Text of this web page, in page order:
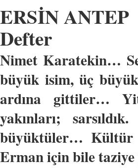
ERSİN ANTEP
Defter
Nimet Karatekin…
büyük isim, üç
ardına gittiler…
yakınları;
büyüktüler… Kültür
Erman için bile taziye